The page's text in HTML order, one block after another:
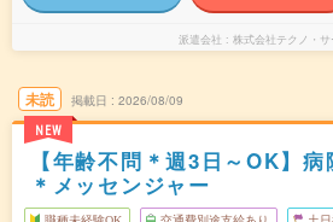
派遣会社 株式会社テクノ・サ
未読
NEW
掲載日 2026/08/09
【年齢不問＊週3日～OK】
＊メッセンジャー
職種未経験OK 交通費別途支給あり 土